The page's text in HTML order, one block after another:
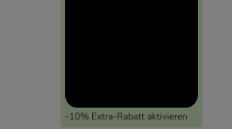
-10% Extra-Rabatt aktivieren